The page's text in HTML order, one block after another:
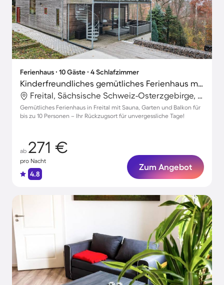
Ferienhaus ∙ 10 Gäste ∙ 4 Schlafzimmer
Kinderfreundliches gemütliches Ferienhaus mit Terrasse, Garten und Grill | Naturblick
Freital, Sächsische Schweiz-Osterzgebirge, Deutschland
Gemütliches Ferienhaus in Freital mit Sauna, Garten und Balkon für
bis zu 10 Personen – Ihr Rückzugsort für unvergessliche Tage!
ab 271 €
pro Nacht
4.8
Zum Angebot